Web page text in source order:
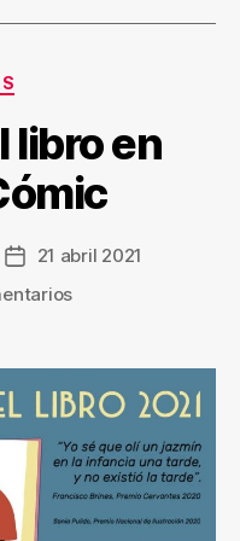
libro en
Fecha
de
21 abril 2021
en
libro
en
Elektra
Cómic